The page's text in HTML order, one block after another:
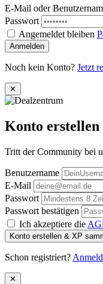
E-Mail oder
Passwort
Angemeldet bleiben
Anmelden
Noch kein Konto? Jetzt
✕
Konto erstellen
Tritt der Community bei
Benutzername
E-Mail
Passwort
Passwort bestätigen
Ich akzeptiere die
Konto erstellen & XP
Schon registriert?
✕